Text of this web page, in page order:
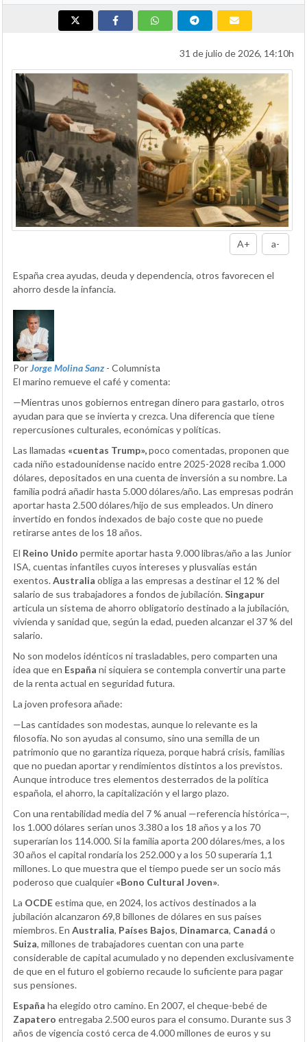
31 de julio de 2026, 14:10h
A+ a-
España crea ayudas, deuda y dependencia, otros favorecen el
ahorro desde la infancia.
PorJorge Molina Sanz - Columnista
El marino remueve el café y comenta:
—Mientras unos gobiernos entregan dinero para gastarlo, otros
ayudan para que se invierta y crezca. Una diferencia que tiene
repercusiones culturales, económicas y políticas.
Las llamadas «cuentas Trump»,poco comentadas, proponen que
cada niño estadounidense nacido entre 2025-2028 reciba 1.000
dólares, depositados en una cuenta de inversión a su nombre. La
familia podrá añadir hasta 5.000 dólares/año. Las empresas podrán
aportar hasta 2.500 dólares/hijo de sus empleados. Un dinero
invertido en fondos indexados de bajo coste que no puede
retirarse antes de los 18 años.
El Reino Unido permite aportar hasta 9.000 libras/año a las Junior
ISA, cuentas infantiles cuyos intereses y plusvalías están
exentos.Australia obliga a las empresas a destinar el 12 % del
salario de sus trabajadores a fondos de jubilación.Singapur
articula un sistema de ahorro obligatorio destinado a la jubilación,
vivienda y sanidad que, según la edad, pueden alcanzar el 37 % del
salario.
No son modelos idénticos ni trasladables, pero comparten una
idea que en España ni siquiera se contempla convertir una parte
de la renta actual en seguridad futura.
La joven profesora añade:
—Las cantidades son modestas, aunque lo relevante es la
filosofía. No son ayudas al consumo, sino una semilla de un
patrimonio que no garantiza riqueza, porque habrá crisis, familias
que no puedan aportar y rendimientos distintos a los previstos.
Aunque introduce tres elementos desterrados de la política
española, el ahorro, la capitalización y el largo plazo.
Con una rentabilidad media del 7 % anual —referencia histórica—,
los 1.000 dólares serían unos 3.380 a los 18 años y a los 70
superarían los 114.000. Si la familia aporta 200 dólares/mes, a los
30 años el capital rondaría los 252.000 y a los 50 superaría 1,1
millones. Lo que muestra que el tiempo puede ser un socio más
poderoso que cualquier «Bono Cultural Joven».
La OCDEestima que, en 2024, los activos destinados a la
jubilación alcanzaron 69,8 billones de dólares en sus países
miembros. En Australia, Países Bajos, Dinamarca, Canadá o
Suiza, millones de trabajadores cuentan con una parte
considerable de capital acumulado y no dependen exclusivamente
de que en el futuro el gobierno recaude lo suficiente para pagar
sus pensiones.
España ha elegido otro camino. En 2007, el cheque-bebé de
Zapatero entregaba 2.500 euros para el consumo. Durante sus 3
años de vigencia costó cerca de 4.000 millones de euros y su